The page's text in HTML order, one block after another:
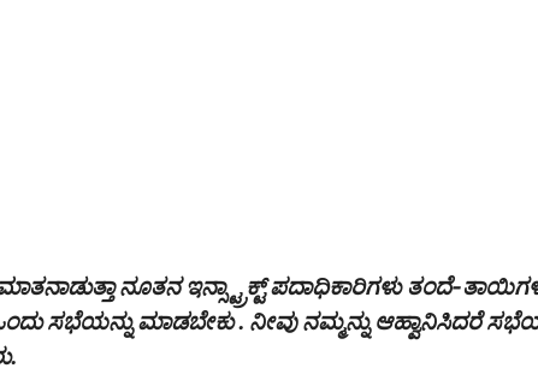
ನೂತನ ಇನ್ಸ್ಟ್ರಾಕ್ಟ್ ಪದಾಧಿಕಾರಿಗಳು ತಂದೆ-
ಸಭೆಯನ್ನು ಮಾಡಬೇಕು . ನೀವು ನಮ್ಮನ್ನು ಆಹ್ವಾನಿಸಿದರೆ